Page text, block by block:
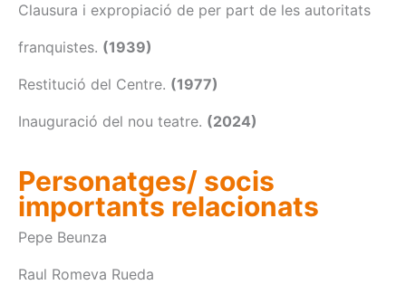
Clausura i expropiació de per part de les autoritats
franquistes. (1939)
Restitució del Centre. (1977)
Inauguració del nou teatre. (2024)
Personatges/ socis
importants relacionats
Pepe Beunza
Raul Romeva Rueda